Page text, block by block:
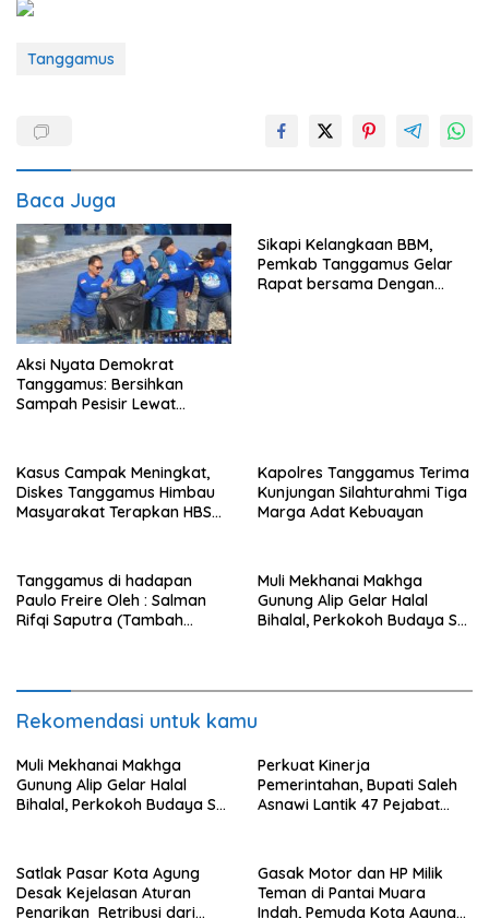
Tanggamus
Baca Juga
Aksi Nyata Demokrat
Tanggamus: Bersihkan
Sampah Pesisir Lewat
Sikapi Kelangkaan BBM,
Pemkab Tanggamus Gelar
Rapat bersama Dengan
Kasus Campak Meningkat,
Diskes Tanggamus Himbau
Masyarakat Terapkan HBS
Kapolres Tanggamus Terima
Kunjungan Silahturahmi Tiga
Marga Adat Kebuayan
Tanggamus di hadapan
Paulo Freire Oleh : Salman
Rifqi Saputra (Tambah
Muli Mekhanai Makhga
Gunung Alip Gelar Halal
Bihalal, Perkokoh Budaya Sai
Rekomendasi untuk kamu
Muli Mekhanai Makhga
Gunung Alip Gelar Halal
Bihalal, Perkokoh Budaya Sai
Perkuat Kinerja
Pemerintahan, Bupati Saleh
Asnawi Lantik 47 Pejabat
Satlak Pasar Kota Agung
Desak Kejelasan Aturan
Penarikan Retribusi dari
Gasak Motor dan HP Milik
Teman di Pantai Muara
Indah, Pemuda Kota Agung